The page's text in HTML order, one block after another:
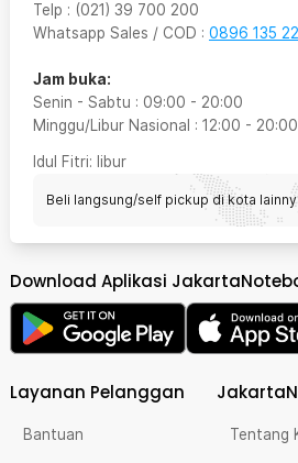
Telp : (021) 39 700 200
Whatsapp Sales / COD : 0896 135
Jam buka:
Senin - Sabtu : 09:00 - 20:00
Minggu/Libur Nasional : 12:00 - 20:00
Idul Fitri: libur
Beli langsung/self pickup di kota
Download Aplikasi
Layanan Pelanggan
Bantuan Tentang